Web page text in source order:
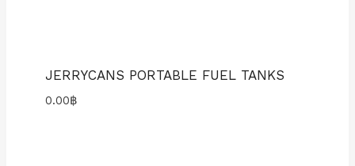
JERRYCANS PORTABLE FUEL TANKS
0.00฿